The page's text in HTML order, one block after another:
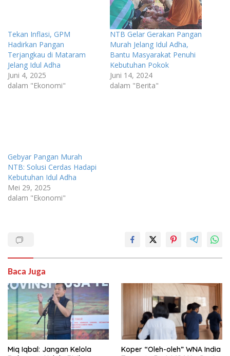
Tekan Inflasi, GPM
Hadirkan Pangan
Terjangkau di Mataram
Jelang Idul Adha
Juni 4, 2025
dalam "Ekonomi"
NTB Gelar Gerakan Pangan
Murah Jelang Idul Adha,
Bantu Masyarakat Penuhi
Kebutuhan Pokok
Juni 14, 2024
dalam "Berita"
Gebyar Pangan Murah
NTB: Solusi Cerdas Hadapi
Kebutuhan Idul Adha
Mei 29, 2025
dalam "Ekonomi"
Baca Juga
Miq Iqbal: Jangan Kelola
Koper “Oleh-oleh” WNA India